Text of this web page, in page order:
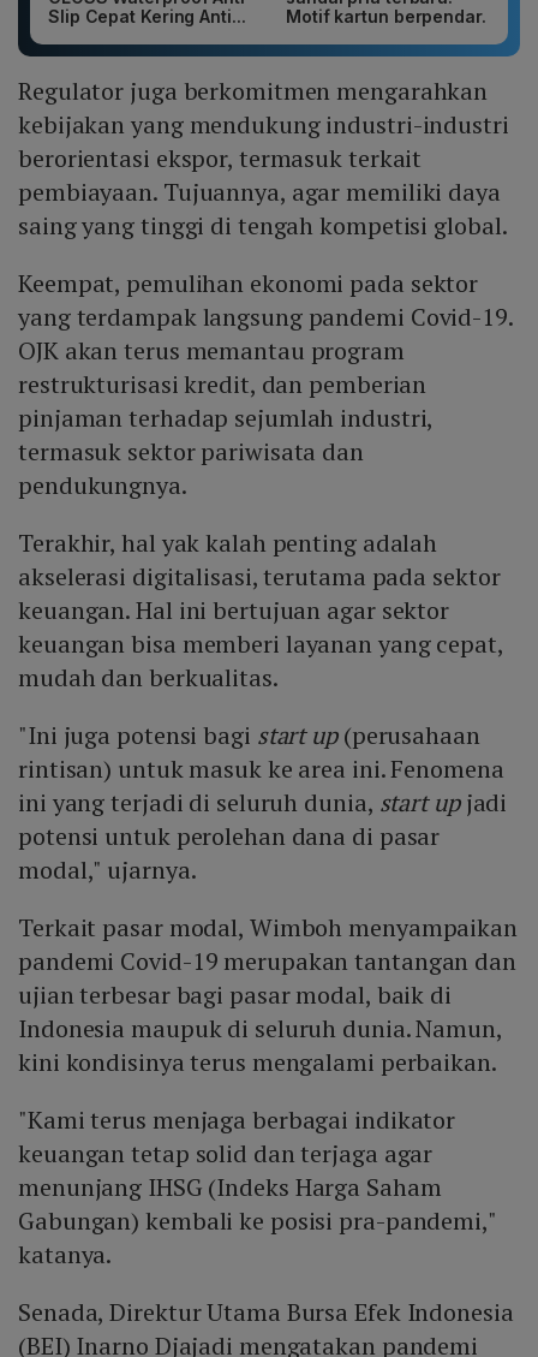
Slip Cepat Kering Anti...
Motif kartun berpendar.
Regulator juga berkomitmen mengarahkan
kebijakan yang mendukung industri-industri
berorientasi ekspor, termasuk terkait
pembiayaan. Tujuannya, agar memiliki daya
saing yang tinggi di tengah kompetisi global.
Keempat, pemulihan ekonomi pada sektor
yang terdampak langsung pandemi Covid-19.
OJK akan terus memantau program
restrukturisasi kredit, dan pemberian
pinjaman terhadap sejumlah industri,
termasuk sektor pariwisata dan
pendukungnya.
Terakhir, hal yak kalah penting adalah
akselerasi digitalisasi, terutama pada sektor
keuangan. Hal ini bertujuan agar sektor
keuangan bisa memberi layanan yang cepat,
mudah dan berkualitas.
"Ini juga potensi bagi start up(perusahaan
rintisan) untuk masuk ke area ini. Fenomena
ini yang terjadi di seluruh dunia, start upjadi
potensi untuk perolehan dana di pasar
modal," ujarnya.
Terkait pasar modal, Wimboh menyampaikan
pandemi Covid-19 merupakan tantangan dan
ujian terbesar bagi pasar modal, baik di
Indonesia maupuk di seluruh dunia. Namun,
kini kondisinya terus mengalami perbaikan.
"Kami terus menjaga berbagai indikator
keuangan tetap solid dan terjaga agar
menunjang IHSG (Indeks Harga Saham
Gabungan) kembali ke posisi pra-pandemi,"
katanya.
Senada, Direktur Utama Bursa Efek Indonesia
(BEI) Inarno Djajadi mengatakan pandemi